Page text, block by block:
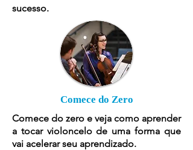
sucesso.
Comece do Zero
Comece do zero e veja como aprender
a tocar violoncelo de uma forma que
vai acelerar seu aprendizado.